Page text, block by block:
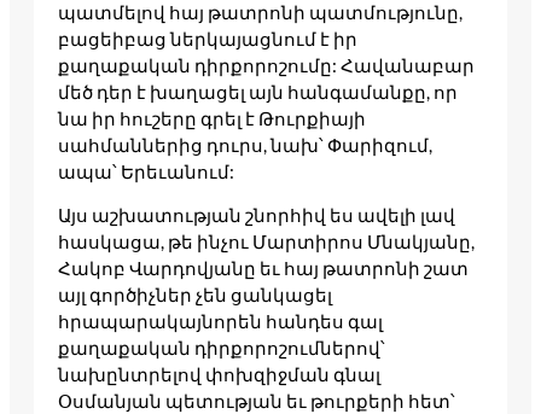
պատմելով հայ թատրոնի պատմությունը,
բացեիբաց ներկայացնում է իր
քաղաքական դիրքորոշումը: Հավանաբար
մեծ դեր է խաղացել այն հանգամանքը, որ
նա իր հուշերը գրել է Թուրքիայի
սահմաններից դուրս, նախ՝ Փարիզում,
ապա՝ Երեւանում:
Այս աշխատության շնորհիվ ես ավելի լավ
հասկացա, թե ինչու Մարտիրոս Մնակյանը,
Հակոբ Վարդովյանը եւ հայ թատրոնի շատ
այլ գործիչներ չեն ցանկացել
հրապարակայնորեն հանդես գալ
քաղաքական դիրքորոշումներով՝
նախընտրելով փոխզիջման գնալ
Օսմանյան պետության եւ թուրքերի հետ՝